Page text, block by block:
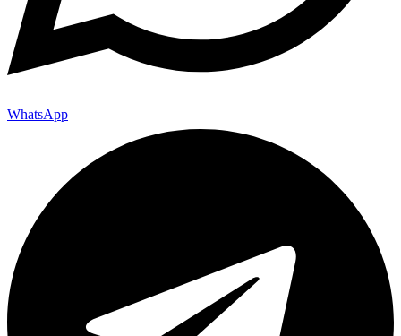
WhatsApp